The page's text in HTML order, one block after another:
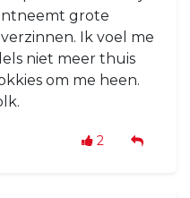
grote
Ik voel me
niet meer thuis
om me heen.
2